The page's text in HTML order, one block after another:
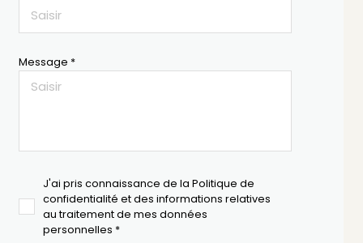
Message *
J'ai pris connaissance de la Politique de
confidentialité et des informations relatives
au traitement de mes données
personnelles *